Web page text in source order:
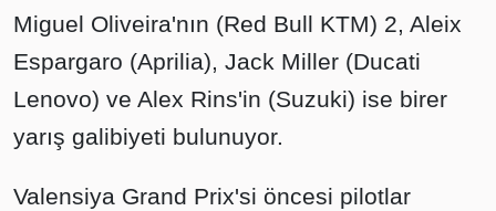
Miguel Oliveira'nın (Red Bull KTM) 2, Aleix
Espargaro (Aprilia), Jack Miller (Ducati
Lenovo) ve Alex Rins'in (Suzuki) ise birer
yarış galibiyeti bulunuyor.
Valensiya Grand Prix'si öncesi pilotlar